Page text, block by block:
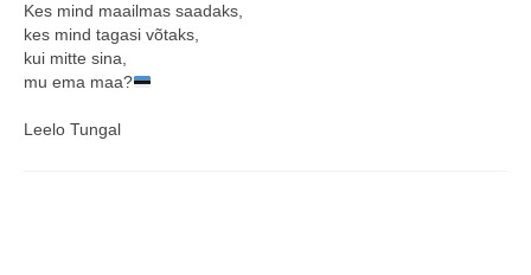
PAKUME TÖÖD
HIIUMAA KÖÖK JA PAGAR
MEIE PANUS
Kes mind maailmas saadaks,
kes mind tagasi võtaks,
kui mitte sina,
mu ema maa?
Leelo Tungal